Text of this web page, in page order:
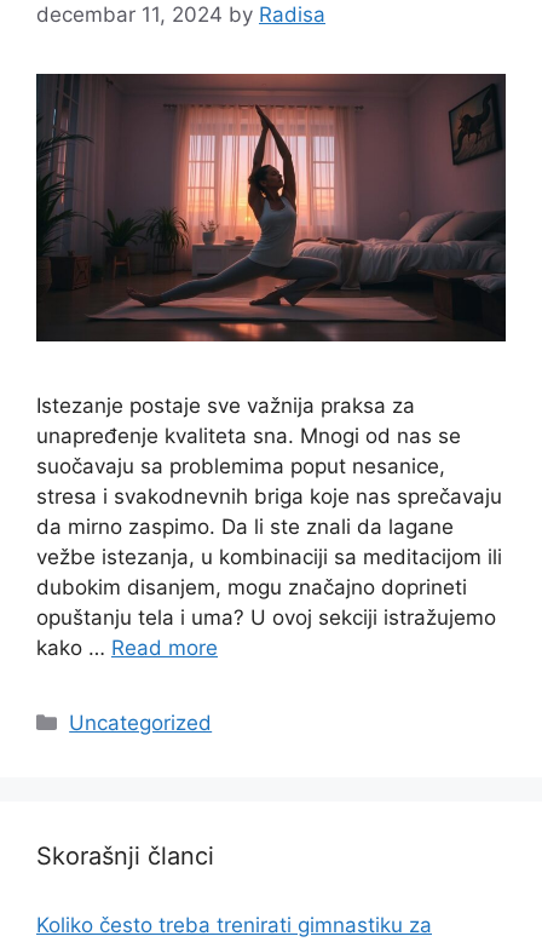
decembar 11, 2024 by Radisa
Istezanje postaje sve važnija praksa za
unapređenje kvaliteta sna. Mnogi od nas se
suočavaju sa problemima poput nesanice,
stresa i svakodnevnih briga koje nas sprečavaju
da mirno zaspimo. Da li ste znali da lagane
vežbe istezanja, u kombinaciji sa meditacijom ili
dubokim disanjem, mogu značajno doprineti
opuštanju tela i uma? U ovoj sekciji istražujemo
kako … Read more
Categories
Uncategorized
Skorašnji članci
Koliko često treba trenirati gimnastiku za